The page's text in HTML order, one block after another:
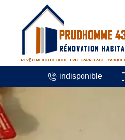
indisponible